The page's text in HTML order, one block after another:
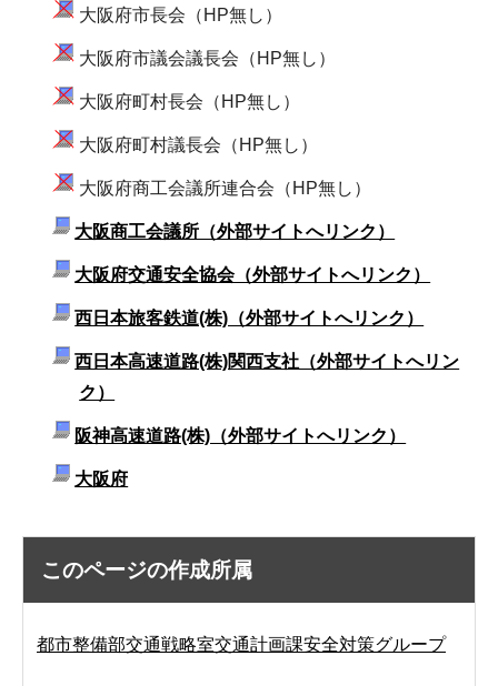
大阪府市長会（HP無し）
大阪府市議会議長会（HP無し）
大阪府町村長会（HP無し）
大阪府町村議長会（HP無し）
大阪府商工会議所連合会（HP無し）
大阪商工会議所（外部サイトへリンク）
大阪府交通安全協会（外部サイトへリンク）
西日本旅客鉄道(株)（外部サイトへリンク）
西日本高速道路(株)関西支社（外部サイトへリン
ク）
阪神高速道路(株)（外部サイトへリンク）
大阪府
このページの作成所属
都市整備部交通戦略室交通計画課安全対策グループ